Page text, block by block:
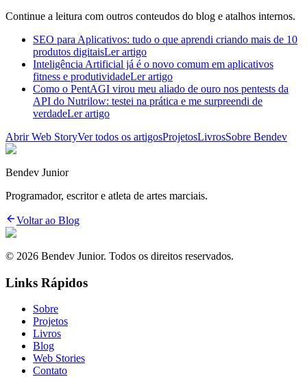
Continue a leitura com outros conteudos do blog e atalhos internos.
SEO para Aplicativos: tudo o que aprendi criando mais de 10
produtos digitaisLer artigo
Inteligência Artificial já é o novo comum em aplicativos
fitness e produtividadeLer artigo
Como o PentAGI virou meu aliado de ouro nos pentests da
API do Nutrilow: testei na prática e me surpreendi de
verdadeLer artigo
Abrir Web StoryVer todos os artigosProjetosLivrosSobre Bendev
Bendev Junior
Programador, escritor e atleta de artes marciais.
Voltar ao Blog
© 2026 Bendev Junior. Todos os direitos reservados.
Links Rápidos
Sobre
Projetos
Livros
Blog
Web Stories
Contato